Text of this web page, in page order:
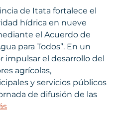
de Itata fortalece el
hídrica en nueve
el Acuerdo de
para Todos”. En un
impulsar el desarrollo del
agrícolas,
y servicios públicos
de difusión de las